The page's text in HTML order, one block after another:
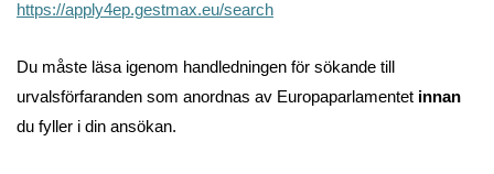
https://apply4ep.gestmax.eu/search
Du måste läsa igenom handledningen för sökande till
urvalsförfaranden som anordnas av Europaparlamentet innan
du fyller i din ansökan.